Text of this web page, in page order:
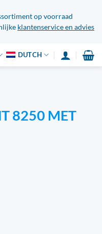
op voorraad
klantenservice en advies
DUTCH
8250 MET